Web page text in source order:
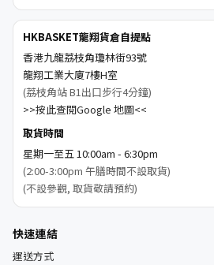
HKBASKET龍翔貨倉自提點
香港九龍荔枝角瓊林街93號
龍翔工業大廈7樓H室
(荔枝角站 B1出口步行4分鐘)
>>按此查閱Google 地圖<<
取貨時間
星期一至五 10:00am - 6:30pm
(2:00-3:00pm 午膳時間不設取貨)
(不設參觀, 取貨敬請預約)
快速連結
運送方式